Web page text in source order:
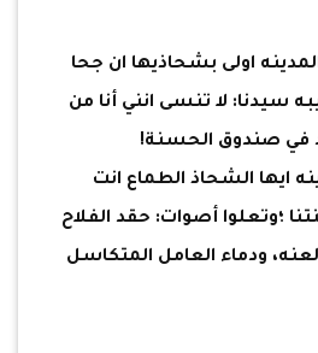
اولى بشحاذيها ان جحا
سيدنا: لا تنسى انني أنا من
في صندوق الحسنة!
ايها الشحاذ الطماع انت
؛وتعلوا أصوات: حقد الفلاح
ودماء العامل المتكاسل